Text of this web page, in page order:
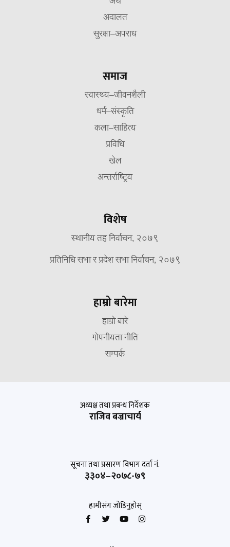
अदालत
सुरक्षा–अपराध
समाज
स्वास्थ्य–जीवनशैली
धर्म–संस्कृति
कला–साहित्य
प्रविधि
खेल
अन्तर्राष्ट्रिय
विशेष
स्थानीय तह निर्वाचन, २०७९
प्रतिनिधि सभा र प्रदेश सभा निर्वाचन, २०७९
हाम्रो बारेमा
हाम्रो बारे
गोपनीयता नीति
सम्पर्क
अध्यक्ष तथा प्रबन्ध निर्देशक
राजिव बज्राचार्य
सूचना तथा प्रसारण विभाग दर्ता नं.
३३०४–२०७८-७९
हामीसंग जोडिनुहोस्